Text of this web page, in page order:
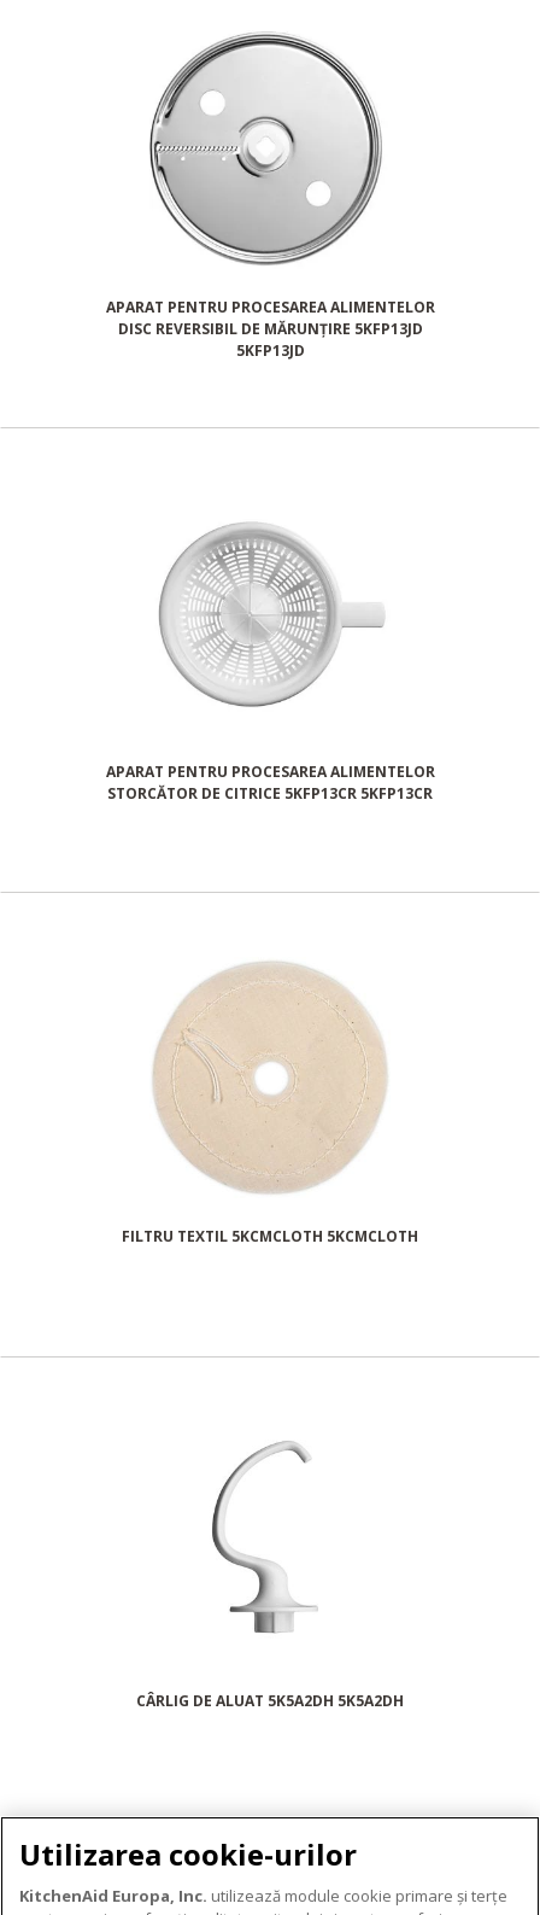
APARAT PENTRU PROCESAREA ALIMENTELOR
DISC REVERSIBIL DE MĂRUNȚIRE 5KFP13JD
5KFP13JD
APARAT PENTRU PROCESAREA ALIMENTELOR
STORCĂTOR DE CITRICE 5KFP13CR 5KFP13CR
FILTRU TEXTIL 5KCMCLOTH 5KCMCLOTH
CÂRLIG DE ALUAT 5K5A2DH 5K5A2DH
ACCESORII
Utilizarea cookie-urilor
KitchenAid Europa, Inc. utilizează module cookie primare și terțe